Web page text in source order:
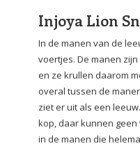
Injoya Lion
In de manen van de
voertjes. De manen
en ze krullen daarom
overal tussen de
ziet er uit als een
kop, daar kunnen
in de manen die